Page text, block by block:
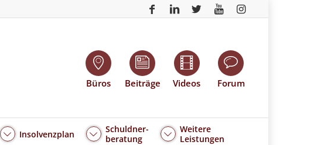
Büros Beiträge Videos Forum
Insolvenzplan
Schuldner-
beratung
Weitere
Leistungen